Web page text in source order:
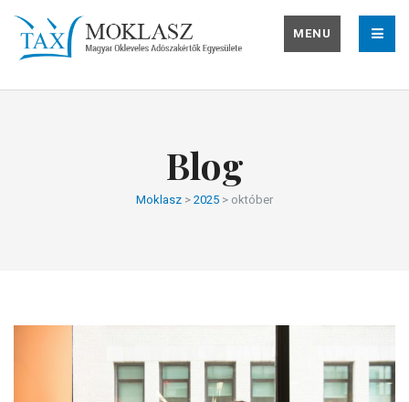
MENU
Blog
Moklasz > 2025 > október